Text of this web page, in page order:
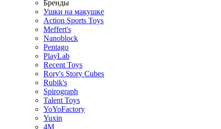
Бренды
Ушки на макушке
Action Sports Toys
Meffert's
Nanoblock
Pentago
PlayLab
Recent Toys
Rory's Story Cubes
Rubik's
Spirograph
Talent Toys
YoYoFactory
Yuxin
4M